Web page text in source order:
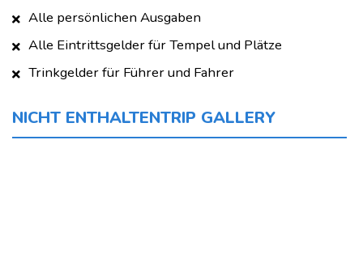
Alle persönlichen Ausgaben
Alle Eintrittsgelder für Tempel und Plätze
Trinkgelder für Führer und Fahrer
NICHT ENTHALTENTRIP GALLERY